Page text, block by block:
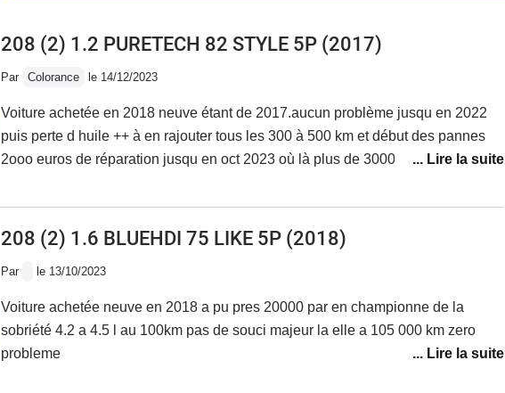
208 (2) 1.2 PURETECH 82 STYLE 5P (2017)
Par Colorance le 14/12/2023
Voiture achetée en 2018 neuve étant de 2017.aucun problème jusqu en 2022
puis perte d huile ++ à en rajouter tous les 300 à 500 km et début des pannes
2ooo euros de réparation jusqu en oct 2023 où là plus de 3000 euros de
208 (2) 1.6 BLUEHDI 75 LIKE 5P (2018)
Par le 13/10/2023
Voiture achetée neuve en 2018 a pu pres 20000 par en championne de la
sobriété 4.2 a 4.5 l au 100km pas de souci majeur la elle a 105 000 km zero
probleme